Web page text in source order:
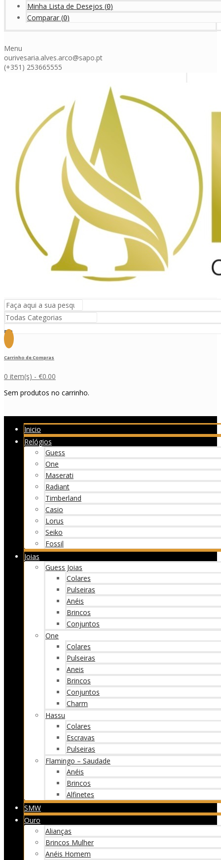
Minha Lista de Desejos (0)
Comparar (0)
Menu
ourivesaria.alves.arco@sapo.pt
(+351) 253665555
Carrinho de Compras
0 item(s) - €0.00
Sem produtos no carrinho.
Inicio
Relógios
Guess
One
Maserati
Radiant
Timberland
Casio
Lorus
Seiko
Fossil
Joias
Guess Joias
Colares
Pulseiras
Anéis
Brincos
Conjuntos
One
Colares
Pulseiras
Aneis
Brincos
Conjuntos
Charm
Hassu
Colares
Escravas
Pulseiras
Flamingo – Saudade
Anéis
Brincos
Alfinetes
SMW
Ouro
Alianças
Brincos Mulher
Anéis Homem